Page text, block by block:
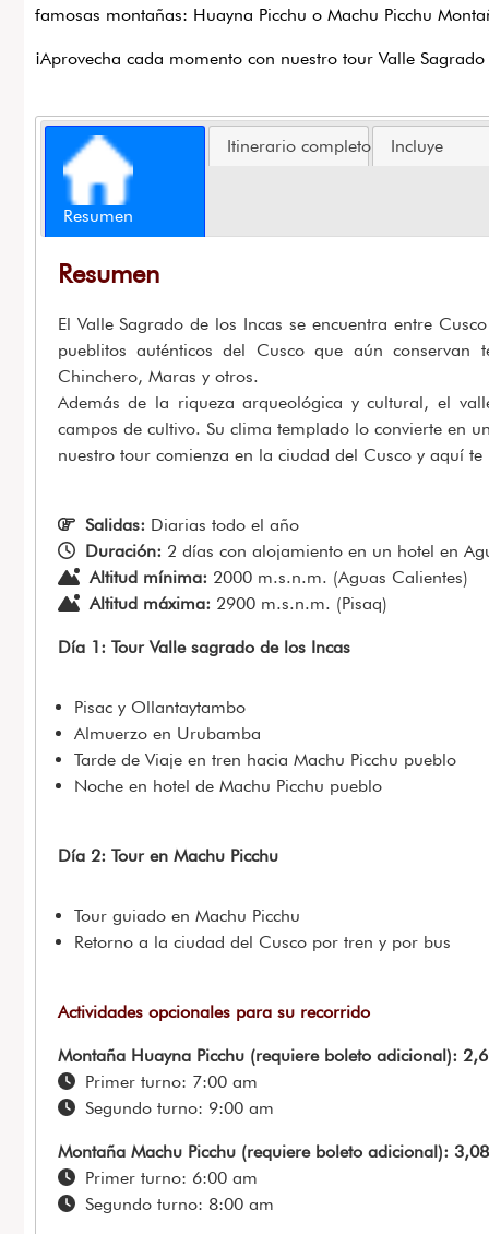
famosas montañas: Huayna Picchu o Machu Picchu
¡Aprovecha cada momento con nuestro tour Valle
Resumen
Itinerario completo Incluye
Resumen
El Valle Sagrado de los Incas se encuentra entre
pueblitos auténticos del Cusco que aún
Chinchero, Maras y otros.
Además de la riqueza arqueológica y cultural, el
campos de cultivo. Su clima templado lo convierte en
nuestro tour comienza en la ciudad del Cusco y aquí
Salidas: Diarias todo el año
Duración: 2 días con alojamiento en un hotel en
Altitud mínima: 2000 m.s.n.m. (Aguas Calientes)
Altitud máxima: 2900 m.s.n.m. (Pisaq)
Día 1: Tour Valle sagrado de los Incas
Pisac y Ollantaytambo
Almuerzo en Urubamba
Tarde de Viaje en tren hacia Machu Picchu pueblo
Noche en hotel de Machu Picchu pueblo
Día 2: Tour en Machu Picchu
Tour guiado en Machu Picchu
Retorno a la ciudad del Cusco por tren y por bus
Actividades opcionales para su recorrido
Montaña Huayna Picchu (requiere boleto adicional):
Primer turno: 7:00 am
Segundo turno: 9:00 am
Montaña Machu Picchu (requiere boleto adicional):
Primer turno: 6:00 am
Segundo turno: 8:00 am